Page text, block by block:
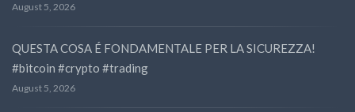
August 5, 2026
QUESTA COSA É FONDAMENTALE PER LA SICUREZZA!
#bitcoin #crypto #trading
August 5, 2026